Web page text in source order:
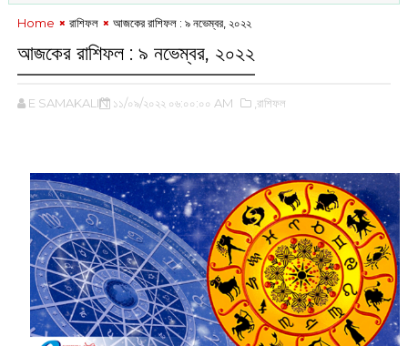
Home রাশিফল আজকের রাশিফল : ৯ নভেম্বর, ২০২২
আজকের রাশিফল : ৯ নভেম্বর, ২০২২
E SAMAKALIN ১১/০৯/২০২২ ০৬:০০:০০ AM ,রাশিফল